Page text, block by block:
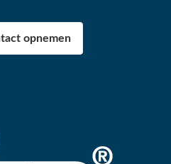
opnemen